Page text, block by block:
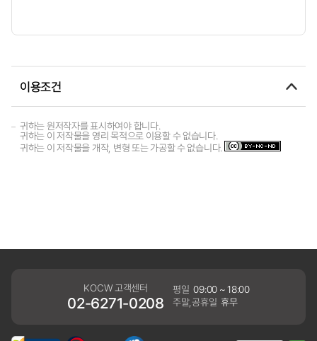
이용조건
귀하는 원저작자를 표시하여야 합니다.
귀하는 이 저작물을 영리 목적으로 이용할 수 없습니다.
귀하는 이 저작물을 개작, 변형 또는 가공할 수 없습니다.
KOCW 고객센터
02-6271-0208
평일 09:00 ~ 18:00
주말,공휴일 휴무